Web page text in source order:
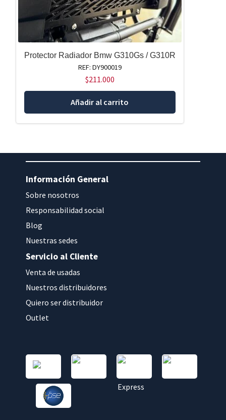
Protector Radiador Bmw G310Gs / G310R
REF: DY900019
$211.000
Añadir al carrito
Información General
Sobre nosotros
Responsabilidad social
Blog
Nuestras sedes
Servicio al Cliente
Venta de usadas
Nuestros distribuidores
Quiero ser distribuidor
Outlet